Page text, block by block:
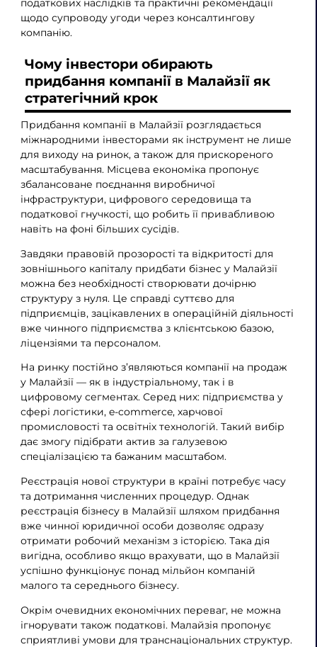
податкових наслідків та практичні рекомендації
щодо супроводу угоди через консалтингову
компанію.
Чому інвестори обирають
придбання компанії в Малайзії як
стратегічний крок
Придбання компанії в Малайзії розглядається
міжнародними інвесторами як інструмент не лише
для виходу на ринок, а також для прискореного
масштабування. Місцева економіка пропонує
збалансоване поєднання виробничої
інфраструктури, цифрового середовища та
податкової гнучкості, що робить її привабливою
навіть на фоні більших сусідів.
Завдяки правовій прозорості та відкритості для
зовнішнього капіталу придбати бізнес у Малайзії
можна без необхідності створювати дочірню
структуру з нуля. Це справді суттєво для
підприємців, зацікавлених в операційній діяльності
вже чинного підприємства з клієнтською базою,
ліцензіями та персоналом.
На ринку постійно з’являються компанії на продаж
у Малайзії — як в індустріальному, так і в
цифровому сегментах. Серед них: підприємства у
сфері логістики, e-commerce, харчової
промисловості та освітніх технологій. Такий вибір
дає змогу підібрати актив за галузевою
спеціалізацією та бажаним масштабом.
Реєстрація нової структури в країні потребує часу
та дотримання численних процедур. Однак
реєстрація бізнесу в Малайзії шляхом придбання
вже чинної юридичної особи дозволяє одразу
отримати робочий механізм з історією. Така дія
вигідна, особливо якщо врахувати, що в Малайзії
успішно функціонує понад мільйон компаній
малого та середнього бізнесу.
Окрім очевидних економічних переваг, не можна
ігнорувати також податкові. Малайзія пропонує
сприятливі умови для транснаціональних структур.